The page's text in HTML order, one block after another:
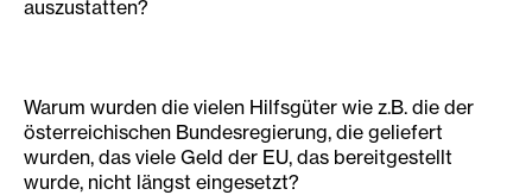
auszustatten?
Warum wurden die vielen Hilfsgüter wie z.B. die der
österreichischen Bundesregierung, die geliefert
wurden, das viele Geld der EU, das bereitgestellt
wurde, nicht längst eingesetzt?